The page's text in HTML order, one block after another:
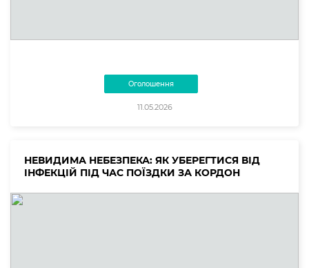
Оголошення
11.05.2026
НЕВИДИМА НЕБЕЗПЕКА: ЯК УБЕРЕГТИСЯ ВІД
ІНФЕКЦІЙ ПІД ЧАС ПОЇЗДКИ ЗА КОРДОН